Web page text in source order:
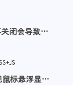
闭会导致内
标悬浮显示